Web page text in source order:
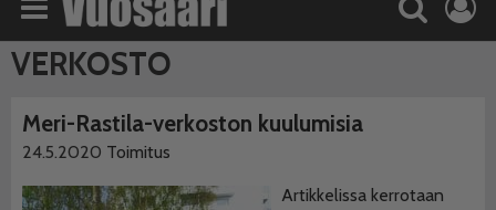
VERKOSTO
Meri-Rastila-verkoston kuulumisia
24.5.2020 Toimitus
Artikkelissa kerrotaan